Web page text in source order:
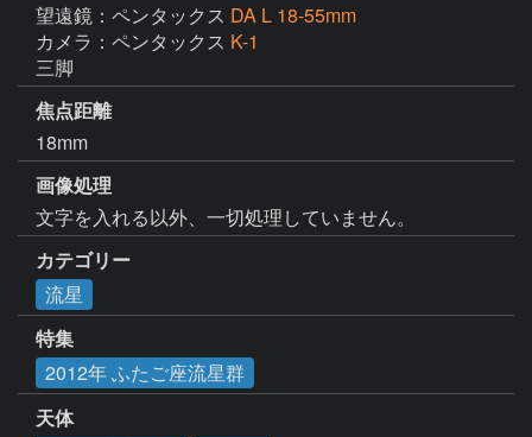
望遠鏡：ペンタックス DA L 18-55mm
カメラ：ペンタックス K-1
三脚
焦点距離
18mm
画像処理
文字を入れる以外、一切処理していません。
カテゴリー
流星
特集
2012年 ふたご座流星群
天体